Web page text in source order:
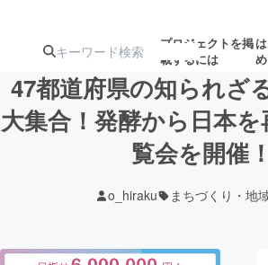
プロジェクトを掲
載するには
注目の新着プロ募集終了
47都道府県の知られざ
大集合！発酵から日本
覧会を開催！
o_hiraku まちづくり・地